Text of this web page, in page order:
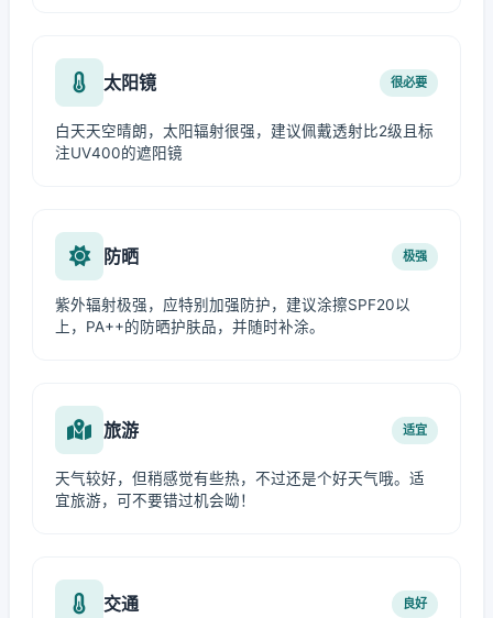
太阳镜 很必要
白天天空晴朗，太阳辐射很强，建议佩戴透射比2级且标
注UV400的遮阳镜
防晒 极强
紫外辐射极强，应特别加强防护，建议涂擦SPF20以
上，PA++的防晒护肤品，并随时补涂。
旅游 适宜
天气较好，但稍感觉有些热，不过还是个好天气哦。适
宜旅游，可不要错过机会呦！
交通 良好